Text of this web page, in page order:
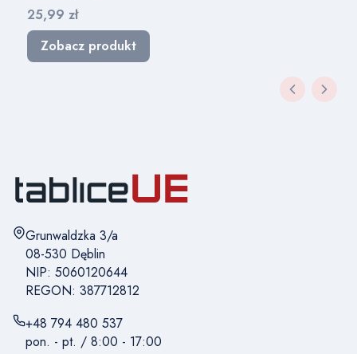
Cena
25,99 zł
Zobacz produkt
Adres:
Grunwaldzka 3/a
08-530 Dęblin
NIP: 5060120644
REGON: 387712812
+48 794 480 537
pon. - pt. / 8:00 - 17:00